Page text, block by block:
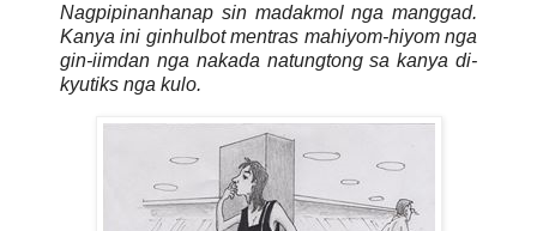
Nagpipinanhanap sin madakmol nga manggad.
Kanya ini ginhulbot mentras mahiyom-hiyom nga
gin-iimdan nga nakada natungtong sa kanya di-
kyutiks nga kulo.